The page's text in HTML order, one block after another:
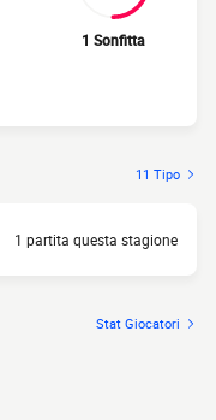
1 Sonfitta
11 Tipo
1 partita questa stagione
Stat Giocatori